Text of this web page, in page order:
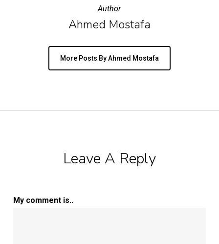
Author
Ahmed Mostafa
More Posts By Ahmed Mostafa
Leave A Reply
My comment is..